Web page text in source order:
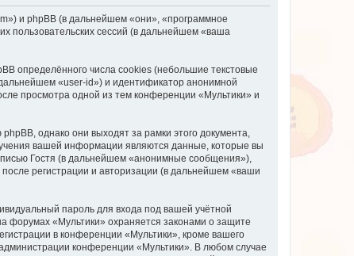
и phpBB (в дальнейшем «они», «программное
пользовательских сессий (в дальнейшем «ваша
определённого числа cookies (небольшие текстовые
«user-id») и идентификатор анонимной
просмотра одной из тем конференции «Мультики» и
однако они выходят за рамки этого документа,
вашей информации являются данные, которые вы
Гостя (в дальнейшем «анонимные сообщения»),
регистрации и авторизации (в дальнейшем «ваши
пароль для входа под вашей учётной
«Мультики» охраняется законами о защите
в конференции «Мультики», кроме вашего
конференции «Мультики». В любом случае